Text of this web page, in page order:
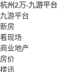
杭州2万-九游平台
九游平台
新房
看现场
商业地产
房价
楼讯